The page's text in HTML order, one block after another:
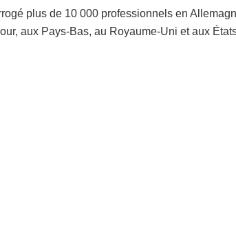
plus de 10 000 professionnels en
aux Pays-Bas, au Royaume-Uni et aux